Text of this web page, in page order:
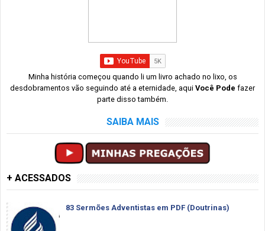
Minha história começou quando li um livro achado no lixo, os
desdobramentos vão seguindo até a eternidade, aqui Você Pode fazer
parte disso também.
SAIBA MAIS
+ ACESSADOS
83 Sermões Adventistas em PDF (Doutrinas)